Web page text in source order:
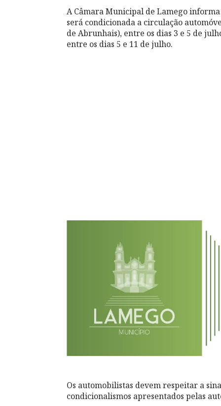
A Câmara Municipal de Lamego
será condicionada a circulação
de Abrunhais), entre os dias 3 e 5 de
entre os dias 5 e 11 de julho.
Os automobilistas devem respeitar a
condicionalismos apresentados pelas